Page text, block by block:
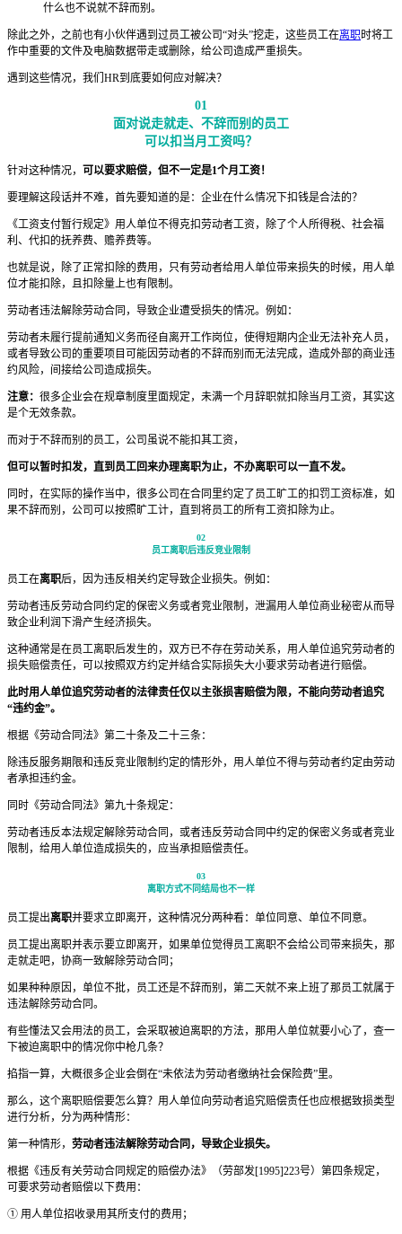
什么也不说就不辞而别。
除此之外，之前也有小伙伴遇到过员工被公司“对头”挖走，这些员工在离职时将工
作中重要的文件及电脑数据带走或删除，给公司造成严重损失。
遇到这些情况，我们HR到底要如何应对解决？
01
面对说走就走、不辞而别的员工
可以扣当月工资吗？
针对这种情况， 可以要求赔偿，但不一定是1个月工资！
要理解这段话并不难，首先要知道的是：企业在什么情况下扣钱是合法的？
《工资支付暂行规定》用人单位不得克扣劳动者工资，除了个人所得税、社会福
利、代扣的抚养费、赡养费等。
也就是说，除了正常扣除的费用，只有劳动者给用人单位带来损失的时候，用人单
位才能扣除，且扣除量上也有限制。
劳动者违法解除劳动合同，导致企业遭受损失的情况。例如：
劳动者未履行提前通知义务而径自离开工作岗位，使得短期内企业无法补充人员，
或者导致公司的重要项目可能因劳动者的不辞而别而无法完成，造成外部的商业违
约风险，间接给公司造成损失。
注意： 很多企业会在规章制度里面规定，未满一个月辞职就扣除当月工资，其实这
是个无效条款。
而对于不辞而别的员工，公司虽说不能扣其工资，
但可以暂时扣发，直到员工回来办理离职为止，不办离职可以一直不发。
同时，在实际的操作当中，很多公司在合同里约定了员工旷工的扣罚工资标准，如
果不辞而别，公司可以按照旷工计，直到将员工的所有工资扣除为止。
02
员工离职后违反竞业限制
员工在离职后，因为违反相关约定导致企业损失。例如：
劳动者违反劳动合同约定的保密义务或者竞业限制，泄漏用人单位商业秘密从而导
致企业利润下滑产生经济损失。
这种通常是在员工离职后发生的，双方已不存在劳动关系，用人单位追究劳动者的
损失赔偿责任，可以按照双方约定并结合实际损失大小要求劳动者进行赔偿。
此时用人单位追究劳动者的法律责任仅以主张损害赔偿为限，不能向劳动者追究
“违约金”。
根据《劳动合同法》第二十条及二十三条：
除违反服务期限和违反竞业限制约定的情形外，用人单位不得与劳动者约定由劳动
者承担违约金。
同时《劳动合同法》第九十条规定：
劳动者违反本法规定解除劳动合同，或者违反劳动合同中约定的保密义务或者竞业
限制，给用人单位造成损失的，应当承担赔偿责任。
03
离职方式不同结局也不一样
员工提出离职并要求立即离开，这种情况分两种看：单位同意、单位不同意。
员工提出离职并表示要立即离开，如果单位觉得员工离职不会给公司带来损失，那
走就走吧，协商一致解除劳动合同；
如果种种原因，单位不批，员工还是不辞而别，第二天就不来上班了那员工就属于
违法解除劳动合同。
有些懂法又会用法的员工，会采取被迫离职的方法，那用人单位就要小心了，查一
下被迫离职中的情况你中枪几条？
掐指一算，大概很多企业会倒在“未依法为劳动者缴纳社会保险费”里。
那么，这个离职赔偿要怎么算？用人单位向劳动者追究赔偿责任也应根据致损类型
进行分析，分为两种情形：
第一种情形， 劳动者违法解除劳动合同，导致企业损失。
根据《违反有关劳动合同规定的赔偿办法》（劳部发[1995]223号）第四条规定，
可要求劳动者赔偿以下费用：
① 用人单位招收录用其所支付的费用；